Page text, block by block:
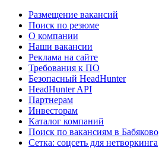
Размещение вакансий
Поиск по резюме
О компании
Наши вакансии
Реклама на сайте
Требования к ПО
Безопасный HeadHunter
HeadHunter API
Партнерам
Инвесторам
Каталог компаний
Поиск по вакансиям в Бабяково
Сетка: соцсеть для нетворкинга